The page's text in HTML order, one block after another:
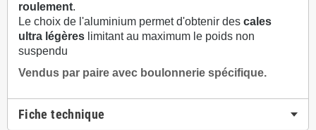
roulement.
Le choix de l'aluminium permet d'obtenir des cales
ultra légères limitant au maximum le poids non
suspendu
Vendus par paire avec boulonnerie spécifique.
Fiche technique